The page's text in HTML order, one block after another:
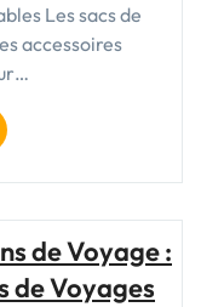
Les sacs de
accessoires
de Voyage :
de Voyages